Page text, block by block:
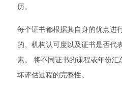
历。
每个证书都根据其自身的优点进
的、机构认可度以及证书是否代
素。 将不同证书的课程或年份
坏评估过程的完整性。